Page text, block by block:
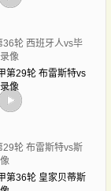
轮 西班牙人vs毕
像
轮 布雷斯特vs斯